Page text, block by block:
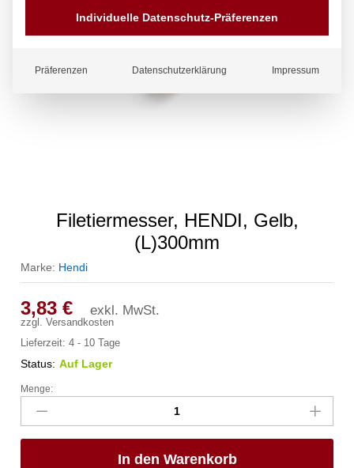
Filetiermesser, HENDI, Gelb,
(L)300mm
Marke: Hendi
3,83€ exkl. MwSt.
zzgl.Versandkosten
Lieferzeit:4 - 10 Tage
Status: Auf Lager
Filetiermesser,
HENDI,
Gelb,
(L)300mm
Menge:
In den Warenkorb
Individuelle Datenschutz-Präferenzen
Präferenzen Datenschutzerklärung Impressum